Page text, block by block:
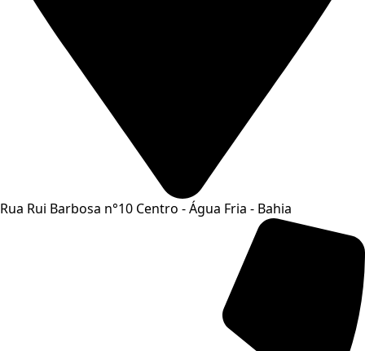
Rua Rui Barbosa n°10 Centro - Água Fria - Bahia